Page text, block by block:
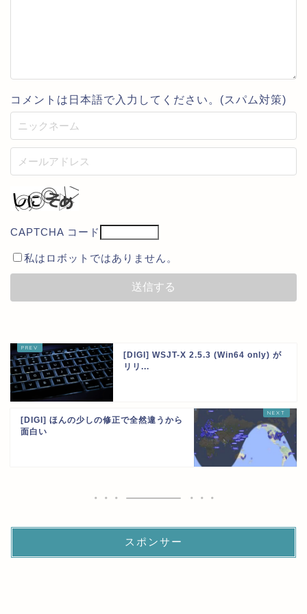
コメントは日本語で入力してください。(スパム対策)
CAPTCHA コード
私はロボットではありません。
[DIGI] WSJT-X 2.5.3 (Win64 only) が
リリ...
[DIGI] ほんの少しの修正で全然違うから
面白い
スポンサー